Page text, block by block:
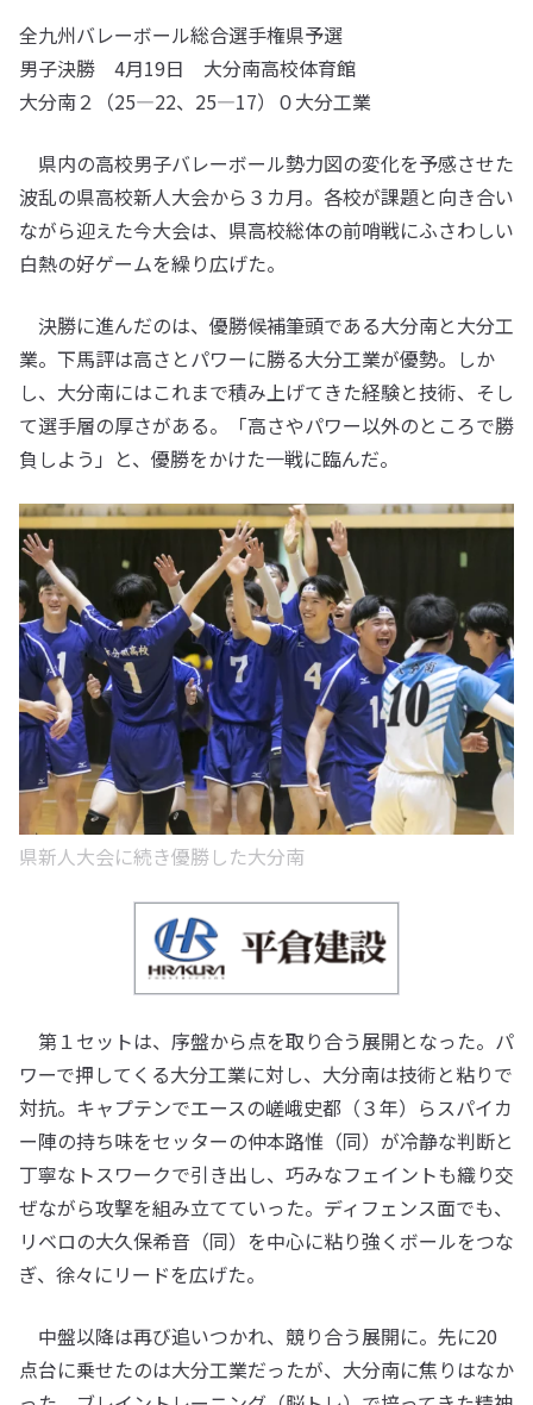
全九州バレーボール総合選手権県予選
男子決勝 4月19日 大分南高校体育館
大分南２（25―22、25―17）０大分工業
県内の高校男子バレーボール勢力図の変化を予感させた
波乱の県高校新人大会から３カ月。各校が課題と向き合い
ながら迎えた今大会は、県高校総体の前哨戦にふさわしい
白熱の好ゲームを繰り広げた。
決勝に進んだのは、優勝候補筆頭である大分南と大分工
業。下馬評は高さとパワーに勝る大分工業が優勢。しか
し、大分南にはこれまで積み上げてきた経験と技術、そし
て選手層の厚さがある。「高さやパワー以外のところで勝
負しよう」と、優勝をかけた一戦に臨んだ。
県新人大会に続き優勝した大分南
第１セットは、序盤から点を取り合う展開となった。パ
ワーで押してくる大分工業に対し、大分南は技術と粘りで
対抗。キャプテンでエースの嵯峨史都（３年）らスパイカ
ー陣の持ち味をセッターの仲本路惟（同）が冷静な判断と
丁寧なトスワークで引き出し、巧みなフェイントも織り交
ぜながら攻撃を組み立てていった。ディフェンス面でも、
リベロの大久保希音（同）を中心に粘り強くボールをつな
ぎ、徐々にリードを広げた。
中盤以降は再び追いつかれ、競り合う展開に。先に20
点台に乗せたのは大分工業だったが、大分南に焦りはなか